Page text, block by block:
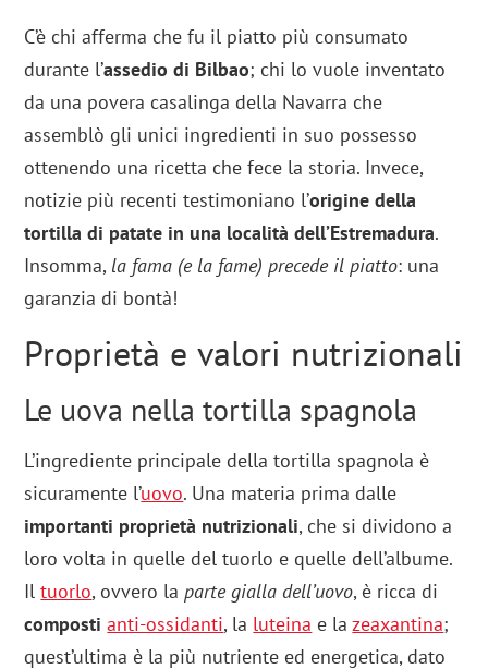
C’è chi afferma che fu il piatto più consumato
durante l’assedio di Bilbao; chi lo vuole inventato
da una povera casalinga della Navarra che
assemblò gli unici ingredienti in suo possesso
ottenendo una ricetta che fece la storia. Invece,
notizie più recenti testimoniano l’origine della
tortilla di patate in una località dell’Estremadura.
Insomma, la fama (e la fame) precede il piatto: una
garanzia di bontà!
Proprietà e valori nutrizionali
Le uova nella tortilla spagnola
L’ingrediente principale della tortilla spagnola è
sicuramente l’uovo. Una materia prima dalle
importanti proprietà nutrizionali, che si dividono a
loro volta in quelle del tuorlo e quelle dell’albume.
Iltuorlo, ovvero laparte gialla dell’uovo, è ricca di
compostianti-ossidanti, la luteina e lazeaxantina;
quest’ultima è la più nutriente ed energetica, dato